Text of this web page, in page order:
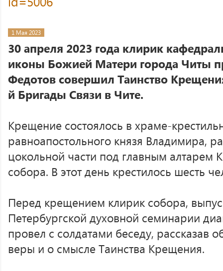
1 Мая 2023
30 апреля 2023 года клирик
иконы Божией Матери города Читы
Федотов совершил Таинство
й Бригады Связи в Чите.
Крещение состоялось в храме-
равноапостольного князя Владимира,
цокольной части под главным алтарем
собора. В этот день крестилось шесть
Перед крещением клирик собора,
Петербургской духовной семинарии
провел с солдатами беседу, рассказав
веры и о смысле Таинства Крещения.